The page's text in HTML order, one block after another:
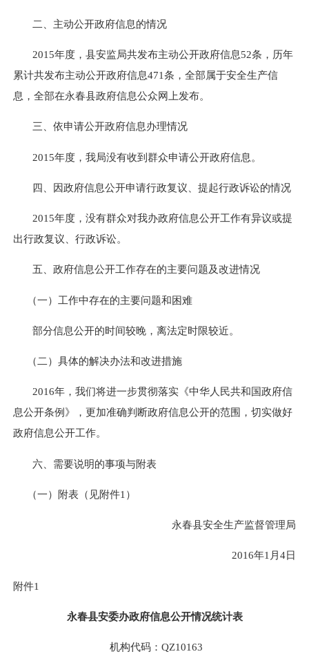
二、主动公开政府信息的情况
2015年度，县安监局共发布主动公开政府信息52条，历年
累计共发布主动公开政府信息471条，全部属于安全生产信
息，全部在永春县政府信息公众网上发布。
三、依申请公开政府信息办理情况
2015年度，我局没有收到群众申请公开政府信息。
四、因政府信息公开申请行政复议、提起行政诉讼的情况
2015年度，没有群众对我办政府信息公开工作有异议或提
出行政复议、行政诉讼。
五、政府信息公开工作存在的主要问题及改进情况
（一）工作中存在的主要问题和困难
部分信息公开的时间较晚，离法定时限较近。
（二）具体的解决办法和改进措施
2016年，我们将进一步贯彻落实《中华人民共和国政府信
息公开条例》，更加准确判断政府信息公开的范围，切实做好
政府信息公开工作。
六、需要说明的事项与附表
（一）附表（见附件1 ）
永春县安全生产监督管理局
2016年1 月4日
附件1
永春县安委办政府信息公开情况统计表
机构代码： QZ10163